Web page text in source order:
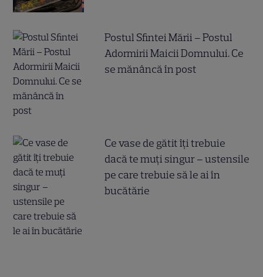
Postul Sfintei Mării – Postul
Adormirii Maicii Domnului. Ce
se mănâncă în post
Ce vase de gătit îți trebuie
dacă te muți singur – ustensile
pe care trebuie să le ai în
bucătărie